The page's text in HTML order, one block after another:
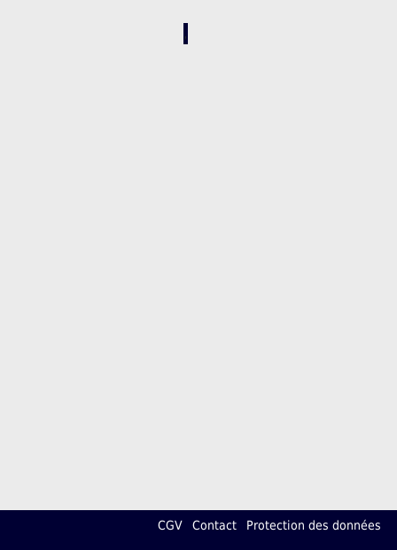
,
CGV Contact Protection des données